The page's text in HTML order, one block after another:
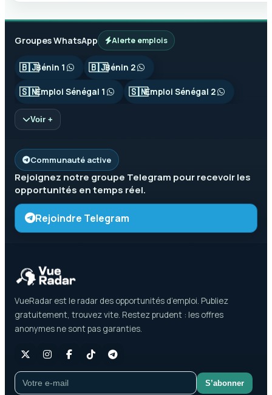
Groupes WhatsApp Alerte emplois
🇧🇯Bénin 1 🇧🇯Bénin 2
🇸🇳Emploi Sénégal 1 🇸🇳Emploi Sénégal 2
Voir +
Communauté active
Rejoignez notre groupe Telegram pour recevoir les
opportunités en temps réel.
Rejoindre Telegram
VueRadar est le radar des opportunités d’emploi. Publiez
gratuitement, trouvez vite. Restez prudent : les offres
anonymes ne sont pas garanties.
S’abonner